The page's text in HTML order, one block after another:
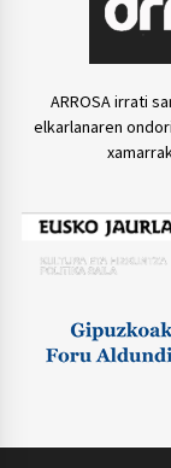
ARROSA irrati
elkarlanaren